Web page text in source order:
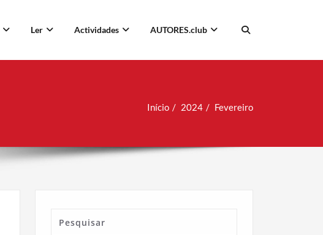
Ler Actividades AUTORES.club
Início 2024 Fevereiro